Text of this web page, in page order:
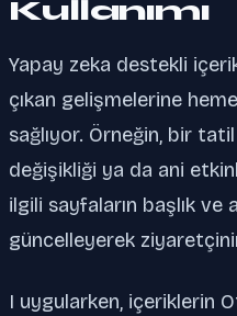
Kullanımı
Yapay zeka destekli
çıkan gelişmelerine
sağlıyor. Örneğin, bir
değişikliği ya da ani
ilgili sayfaların başlık ve
güncelleyerek
I uygularken, içeriklerin